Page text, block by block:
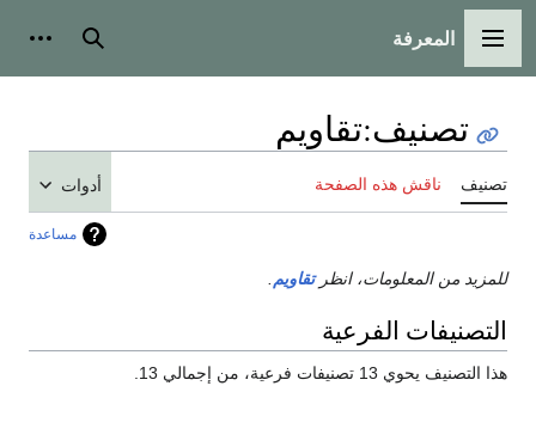
القائمة الرئيسية
المعرفة بحث
تصنيف:تقاويم
تصنيف ناقش هذه الصفحة أدوات
مساعدة
للمزيد من المعلومات، انظرتقاويم
التصنيفات الفرعية
هذا التصنيف يحوي 13 تصنيفات فرعية، من إجمالي 13.